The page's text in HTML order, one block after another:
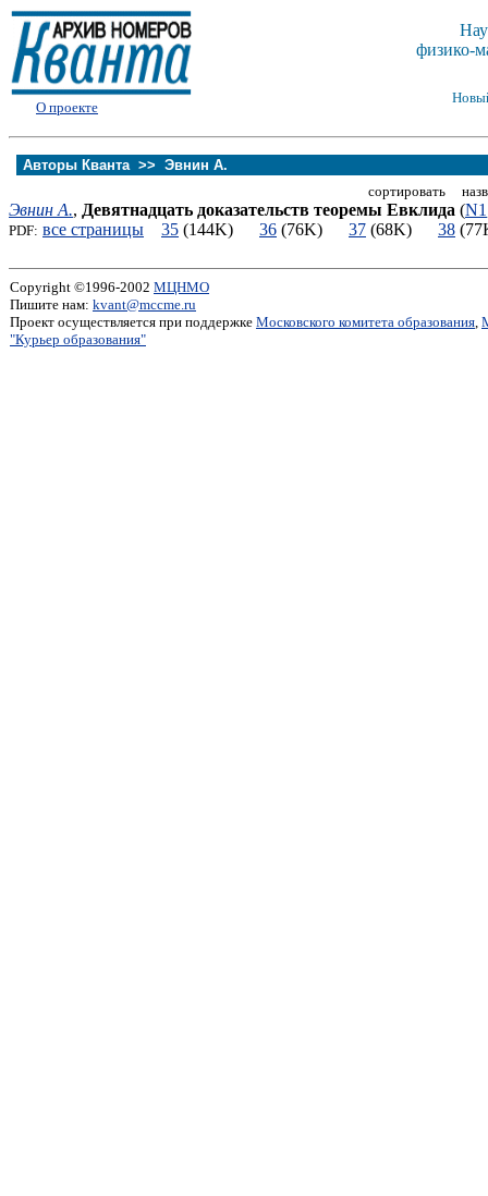
О проекте
физико-
Авторы Кванта >> Эвнин А.
сортировать
Эвнин А., Девятнадцать доказательств теоремы Евклида (N1
PDF: все страницы 35 (144K) 36 (76K) 37 (68K) 38
Copyright ©1996-2002 МЦНМО
Пишите нам: kvant@mccme.ru
Проект осуществляется при поддержке Московского комитета образования,
"Курьер образования"